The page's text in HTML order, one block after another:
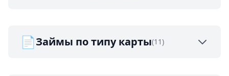
📄Займы по типу карты(11)